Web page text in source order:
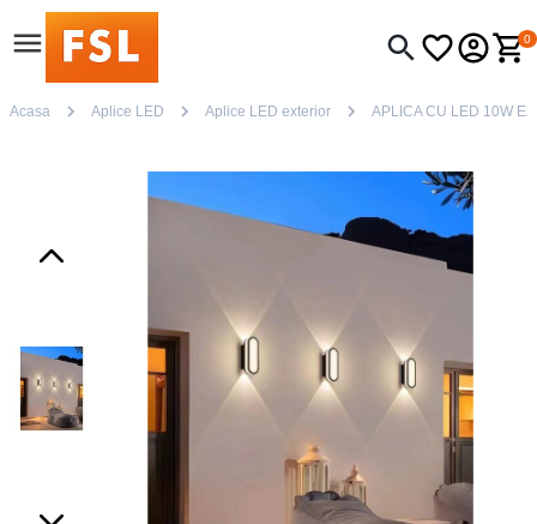
0
Acasa Aplice LED Aplice LED exterior APLICA CU LED 10W